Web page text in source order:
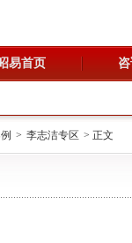
易首页
> 李志洁专区 > 正文